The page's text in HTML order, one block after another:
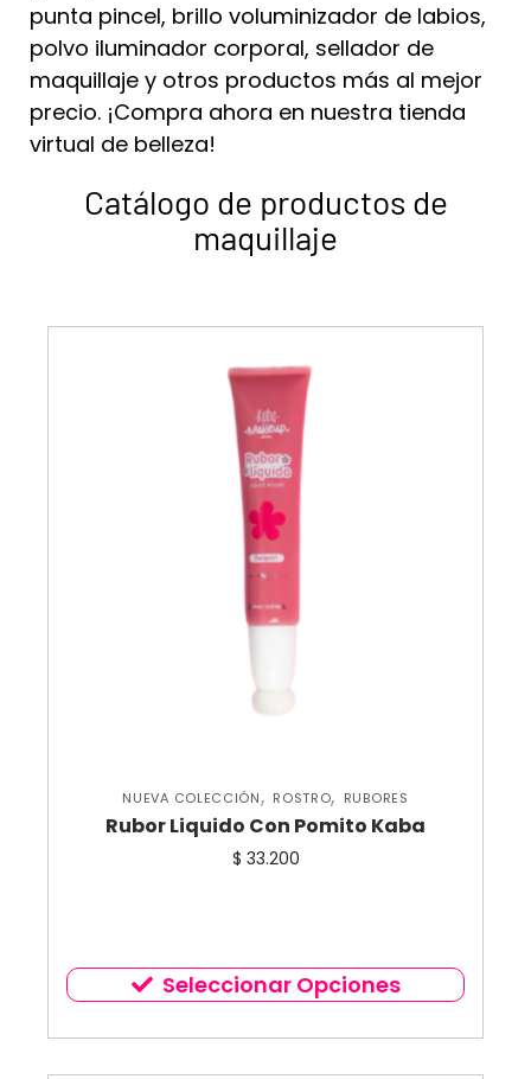
punta pincel, brillo voluminizador de labios,
polvo iluminador corporal, sellador de
maquillaje y otros productos más al mejor
precio. ¡Compra ahora en nuestra tienda
virtual de belleza!
Catálogo de productos de
maquillaje
NUEVA COLECCIÓN, ROSTRO, RUBORES
Rubor Liquido Con Pomito Kaba
$ 33.200
Seleccionar Opciones